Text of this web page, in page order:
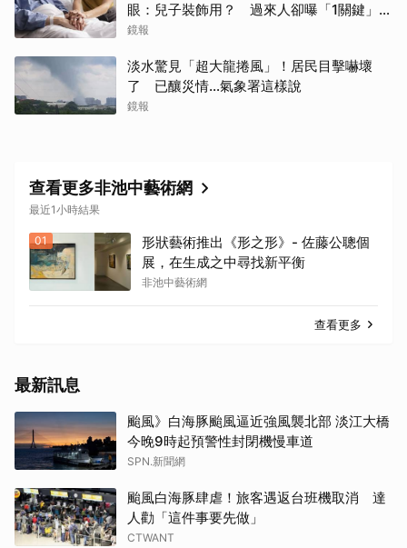
眼：兒子裝飾用？ 過來人卻曝「1關鍵」才
做決定
鏡報
淡水驚見「超大龍捲風」！居民目擊嚇壞
了 已釀災情…氣象署這樣說
鏡報
查看更多非池中藝術網
最近1小時結果
01
形狀藝術推出《形之形》- 佐藤公聰個
展，在生成之中尋找新平衡
非池中藝術網
查看更多
最新訊息
颱風》白海豚颱風逼近強風襲北部 淡江大橋
今晚9時起預警性封閉機慢車道
SPN.新聞網
颱風白海豚肆虐！旅客遇返台班機取消 達
人勸「這件事要先做」
CTWANT